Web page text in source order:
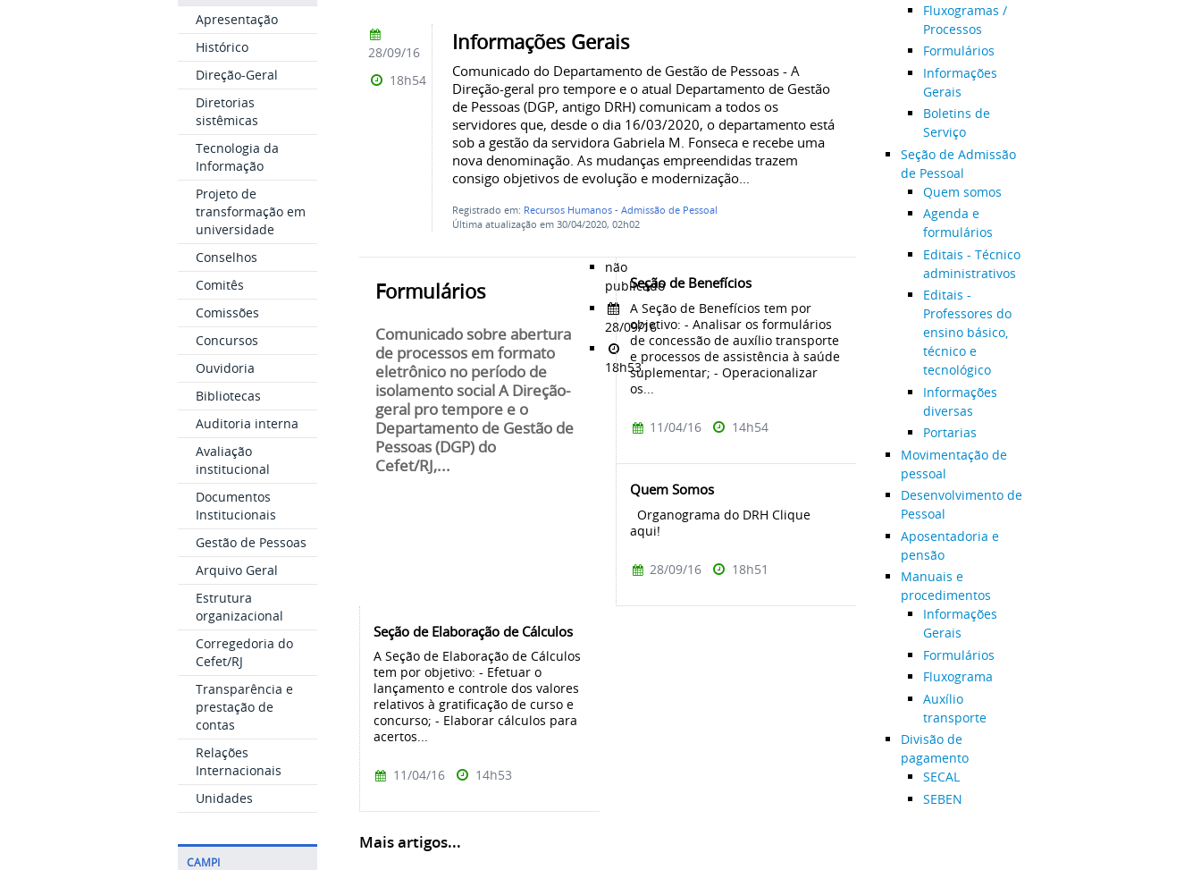
Apresentação
Histórico
Direção-Geral
Diretorias
sistêmicas
Tecnologia da
Informação
Projeto de
transformação em
universidade
Conselhos
Comitês
Comissões
Concursos
Ouvidoria
Bibliotecas
Auditoria interna
Avaliação
institucional
Documentos
Institucionais
Gestão de Pessoas
Arquivo Geral
Estrutura
organizacional
Corregedoria do
Cefet/RJ
Transparência e
prestação de
contas
Relações
Internacionais
Unidades
CAMPI
Informações Gerais
Comunicado do Departamento de Gestão de Pessoas - A
Direção-geral pro tempore e o atual Departamento de Gestão
de Pessoas (DGP, antigo DRH) comunicam a todos os
servidores que, desde o dia 16/03/2020, o departamento está
sob a gestão da servidora Gabriela M. Fonseca e recebe uma
nova denominação. As mudanças empreendidas trazem
consigo objetivos de evolução e modernização...
Registrado em: Recursos Humanos - Admissão de Pessoal
Última atualização em 30/04/2020, 02h02
28/09/16
18h54
Formulários
Comunicado sobre abertura
de processos em formato
eletrônico no período de
isolamento social A Direção-
geral pro tempore e o
Departamento de Gestão de
Pessoas (DGP) do
Cefet/RJ,...
não
publicado
28/09/16
18h53
Seção de Benefícios
A Seção de Benefícios tem por
objetivo: - Analisar os formulários
de concessão de auxílio transporte
e processos de assistência à saúde
suplementar; - Operacionalizar
os...
11/04/16 14h54
Quem Somos
Organograma do DRH Clique
aqui!
28/09/16 18h51
Seção de Elaboração de Cálculos
A Seção de Elaboração de Cálculos
tem por objetivo: - Efetuar o
lançamento e controle dos valores
relativos à gratificação de curso e
concurso; - Elaborar cálculos para
acertos...
11/04/16 14h53
Mais artigos...
Fluxogramas /
Processos
Formulários
Informações
Gerais
Boletins de
Serviço
Seção de Admissão
de Pessoal
Quem somos
Agenda e
formulários
Editais - Técnico
administrativos
Editais -
Professores do
ensino básico,
técnico e
tecnológico
Informações
diversas
Portarias
Movimentação de
pessoal
Desenvolvimento de
Pessoal
Aposentadoria e
pensão
Manuais e
procedimentos
Informações
Gerais
Formulários
Fluxograma
Auxílio
transporte
Divisão de
pagamento
SECAL
SEBEN